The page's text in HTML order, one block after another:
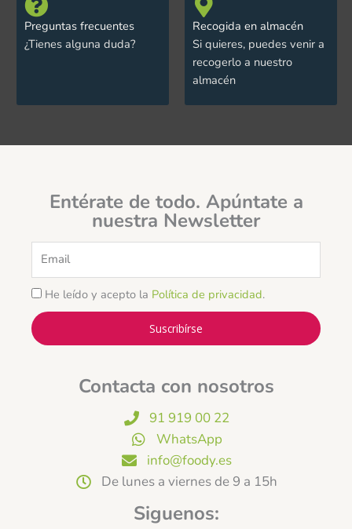
Preguntas frecuentes
¿Tienes alguna duda?
Recogida en almacén
Si quieres, puedes venir a
recogerlo a nuestro
almacén
Entérate de todo. Apúntate a
nuestra Newsletter
He leído y acepto la Política de privacidad.
Suscribírse
Contacta con nosotros
91 919 00 22
WhatsApp
info@foody.es
De lunes a viernes de 9 a 15h
Siguenos: